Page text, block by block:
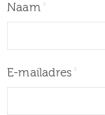
Naam
E-mailadres